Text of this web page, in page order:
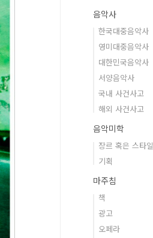
음악사
한국대중음악사
영미대중음악사
대한민국음악사
서양음악사
국내 사건사고
해외 사건사고
음악미학
장르 혹은 스타일
기획
마주침
책
광고
오페라